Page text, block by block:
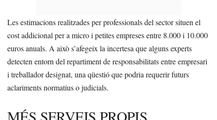
Les estimacions realitzades per professionals del sector situen el
cost addicional per a micro i petites empreses entre 8.000 i 10.000
euros anuals. A això s’afegeix la incertesa que alguns experts
detecten entorn del repartiment de responsabilitats entre empresari
i treballador designat, una qüestió que podria requerir futurs
aclariments normatius o judicials.